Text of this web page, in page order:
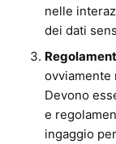
nelle
dei dati
ovviamente
Devono
e
ingaggio